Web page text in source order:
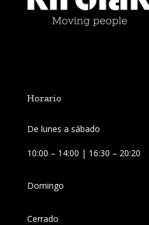
Horario
De lunes a sábado
10:00 – 14:00 | 16:30 – 20:20
Domingo
Cerrado